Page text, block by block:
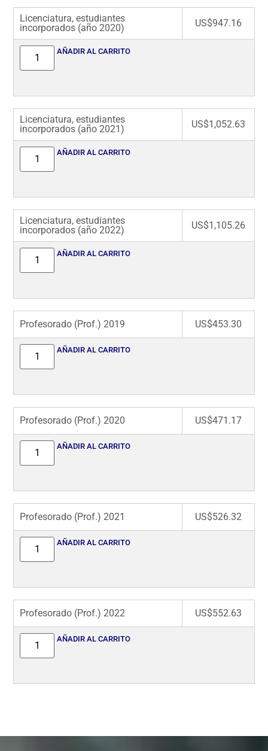
Licenciatura, estudiantes
incorporados (año 2020)
US$947.16
AÑADIR AL CARRITO
Licenciatura, estudiantes
incorporados (año 2021)
US$1,052.63
AÑADIR AL CARRITO
Licenciatura, estudiantes
incorporados (año 2022)
US$1,105.26
AÑADIR AL CARRITO
Profesorado (Prof.) 2019 US$453.30
AÑADIR AL CARRITO
Profesorado (Prof.) 2020 US$471.17
AÑADIR AL CARRITO
Profesorado (Prof.) 2021 US$526.32
AÑADIR AL CARRITO
Profesorado (Prof.) 2022 US$552.63
AÑADIR AL CARRITO